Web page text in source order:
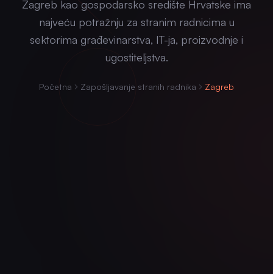
Zagreb kao gospodarsko središte Hrvatske ima
najveću potražnju za stranim radnicima u
sektorima građevinarstva, IT-ja, proizvodnje i
ugostiteljstva.
Početna Zapošljavanje stranih radnika Zagreb